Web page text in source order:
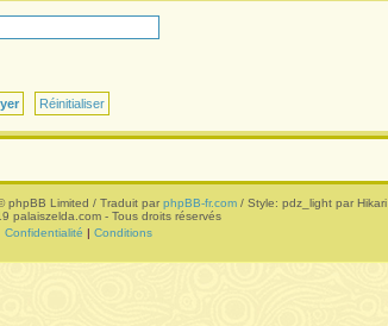
phpBB Limited / Traduit par phpBB-fr.com/ Style: pdz_light par Hikari
palaiszelda.com - Tous droits réservés
Confidentialité | Conditions